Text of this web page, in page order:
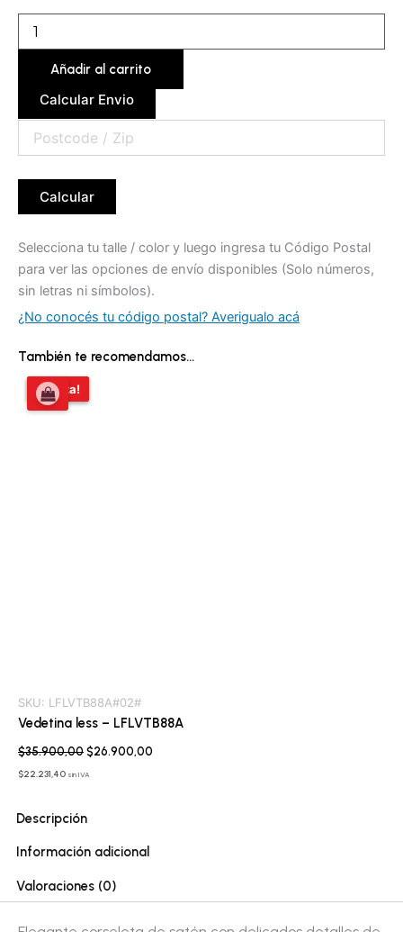
Añadir al carrito
Calcular Envio
Calcular
Selecciona tu talle / color y luego ingresa tu Código Postal
para ver las opciones de envío disponibles (Solo números,
sin letras ni símbolos).
¿No conocés tu código postal? Averigualo acá
También te recomendamos…
¡Oferta!
SKU: LFLVTB88A#02#
¡Oferta!
Vedetina less – LFLVTB88A
$35.900,00
El
original
$26.900,00
$22.231,40 sin IVA
Descripción
Información adicional
Valoraciones (0)